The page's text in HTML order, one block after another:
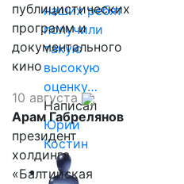
наших ребят
получили
такую
высокую
оценку…
Написал
Юрий
Костин
публицистических
программ и
документального
кино
10 августа
Арам Габрелянов
президент
холдинга
«Балтийская